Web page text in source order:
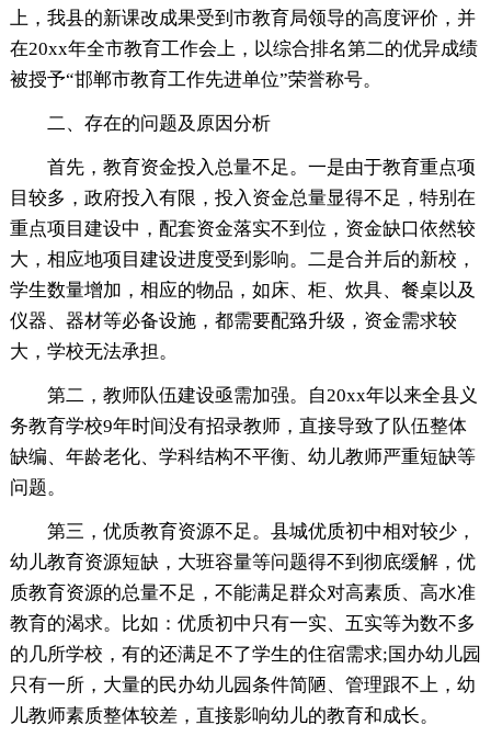
上，我县的新课改成果受到市教育局领导的高度评价，并
在20xx年全市教育工作会上，以综合排名第二的优异成绩
被授予“邯郸市教育工作先进单位”荣誉称号。
二、存在的问题及原因分析
首先，教育资金投入总量不足。一是由于教育重点项
目较多，政府投入有限，投入资金总量显得不足，特别在
重点项目建设中，配套资金落实不到位，资金缺口依然较
大，相应地项目建设进度受到影响。二是合并后的新校，
学生数量增加，相应的物品，如床、柜、炊具、餐桌以及
仪器、器材等必备设施，都需要配臵升级，资金需求较
大，学校无法承担。
第二，教师队伍建设亟需加强。自20xx年以来全县义
务教育学校9年时间没有招录教师，直接导致了队伍整体
缺编、年龄老化、学科结构不平衡、幼儿教师严重短缺等
问题。
第三，优质教育资源不足。县城优质初中相对较少，
幼儿教育资源短缺，大班容量等问题得不到彻底缓解，优
质教育资源的总量不足，不能满足群众对高素质、高水准
教育的渴求。比如：优质初中只有一实、五实等为数不多
的几所学校，有的还满足不了学生的住宿需求;国办幼儿园
只有一所，大量的民办幼儿园条件简陋、管理跟不上，幼
儿教师素质整体较差，直接影响幼儿的教育和成长。